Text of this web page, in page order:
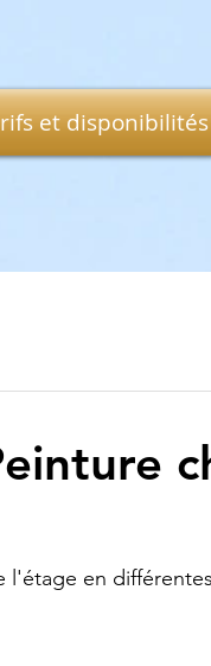
et disponibilités
l'étage en